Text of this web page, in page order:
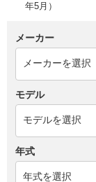
年5月）
メーカー
モデル
年式